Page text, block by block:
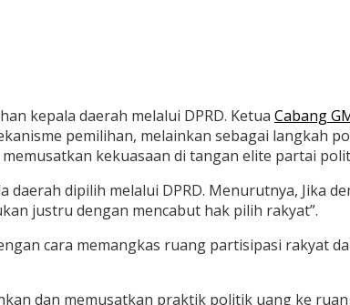
kepala daerah melalui DPRD. Ketua Cabang
pemilihan, melainkan sebagai langkah
kekuasaan di tangan elite partai
dipilih melalui DPRD. Menurutnya, Jika
justru dengan mencabut hak pilih rakyat”.
cara memangkas ruang partisipasi rakyat
dan memusatkan praktik politik uang ke